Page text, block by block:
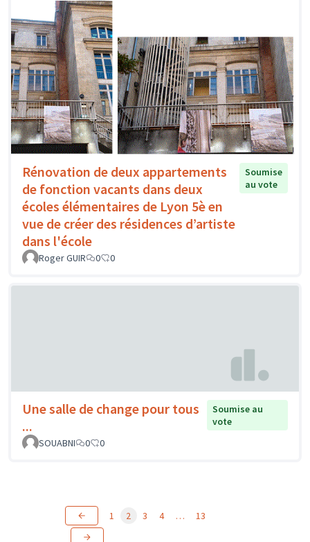
Rénovation de deux appartements
de fonction vacants dans deux
écoles élémentaires de Lyon 5è en
vue de créer des résidences d’artiste
dans l'école
Soumise
au vote
Roger GUIR 0 0
Une salle de change pour tous
...
Soumise au
vote
SOUABNI
0 0
1 2 3 4 … 13